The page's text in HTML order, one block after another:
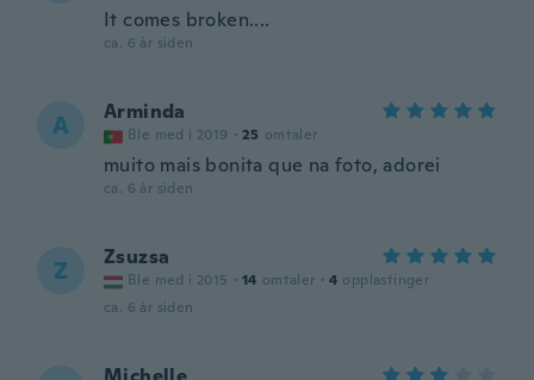
It comes broken....
ca. 6 år siden
A Arminda
Ble med i 2019 · 25 omtaler
muito mais bonita que na foto, adorei
ca. 6 år siden
Z Zsuzsa
Ble med i 2015 · 14 omtaler · 4 opplastinger
ca. 6 år siden